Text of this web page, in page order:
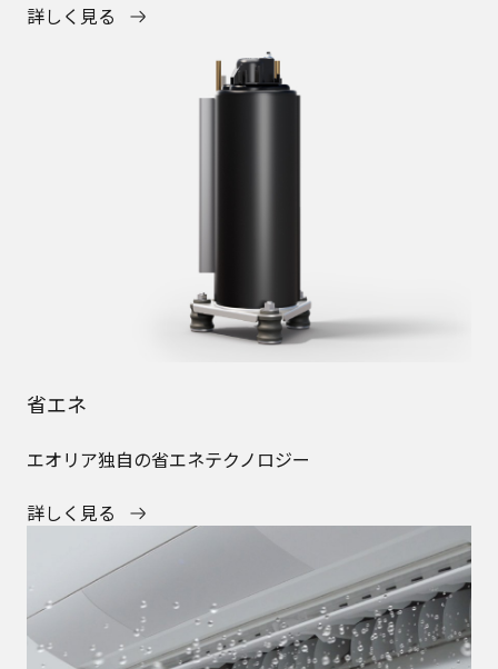
詳しく見る
省エネ
エオリア独自の省エネテクノロジー
詳しく見る